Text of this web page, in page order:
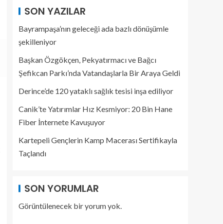
SON YAZILAR
Bayrampaşa’nın geleceği ada bazlı dönüşümle
şekilleniyor
Başkan Özgökçen, Pekyatırmacı ve Bağcı
Şefikcan Parkı’nda Vatandaşlarla Bir Araya Geldi
Derince’de 120 yataklı sağlık tesisi inşa ediliyor
Canik’te Yatırımlar Hız Kesmiyor: 20 Bin Hane
Fiber İnternete Kavuşuyor
Kartepeli Gençlerin Kamp Macerası Sertifikayla
Taçlandı
SON YORUMLAR
Görüntülenecek bir yorum yok.